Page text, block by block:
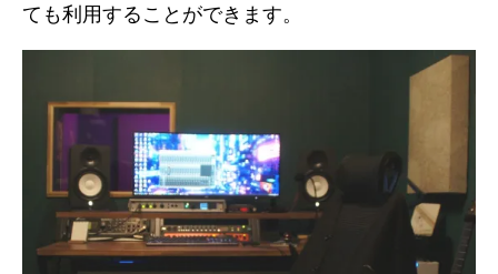
ても利用することができます。